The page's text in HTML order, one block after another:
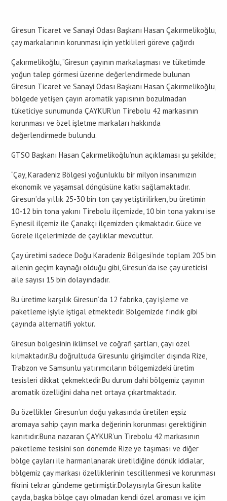
Giresun Ticaret ve Sanayi Odası Başkanı Hasan Çakırmelikoğlu,
çay markalarının korunması için yetkilileri göreve çağırdı
Çakırmelikoğlu, “Giresun çayının markalaşması ve tüketimde
yoğun talep görmesi üzerine değerlendirmede bulunan
Giresun Ticaret ve Sanayi Odası Başkanı Hasan Çakırmelikoğlu,
bölgede yetişen çayın aromatik yapısının bozulmadan
tüketiciye sunumunda ÇAYKUR’un Tirebolu 42 markasının
korunması ve özel işletme markaları hakkında
değerlendirmede bulundu.
GTSO Başkanı Hasan Çakırmelikoğlu’nun açıklaması şu şekilde;
“Çay, Karadeniz Bölgesi yoğunluklu bir milyon insanımızın
ekonomik ve yaşamsal döngüsüne katkı sağlamaktadır.
Giresun’da yıllık 25-30 bin ton çay yetiştirilirken, bu üretimin
10-12 bin tona yakını Tirebolu ilçemizde, 10 bin tona yakını ise
Eynesil ilçemiz ile Çanakçı ilçemizden çıkmaktadır. Güce ve
Görele ilçelerimizde de çaylıklar mevcuttur.
Çay üretimi sadece Doğu Karadeniz Bölgesi’nde toplam 205 bin
ailenin geçim kaynağı olduğu gibi, Giresun’da ise çay üreticisi
aile sayısı 15 bin dolayındadır.
Bu üretime karşılık Giresun’da 12 fabrika, çay işleme ve
paketleme işiyle iştigal etmektedir. Bölgemizde fındık gibi
çayında alternatifi yoktur.
Giresun bölgesinin iklimsel ve coğrafi şartları, çayı özel
kılmaktadır.Bu doğrultuda Giresunlu girişimciler dışında Rize,
Trabzon ve Samsunlu yatırımcıların bölgemizdeki üretim
tesisleri dikkat çekmektedir.Bu durum dahi bölgemiz çayının
aromatik özelliğini daha net ortaya çıkartmaktadır.
Bu özellikler Giresun’un doğu yakasında üretilen eşsiz
aromaya sahip çayın marka değerinin korunması gerektiğinin
kanıtıdır.Buna nazaran ÇAYKUR’un Tirebolu 42 markasının
paketleme tesisini son dönemde Rize’ye taşıması ve diğer
bölge çayları ile harmanlanarak üretildiğine dönük iddialar,
bölgemiz çay markası özelliklerinin tescillenmesi ve korunması
fikrini tekrar gündeme getirmiştir.Dolayısıyla Giresun kalite
çayda, başka bölge çayı olmadan kendi özel aroması ve içim